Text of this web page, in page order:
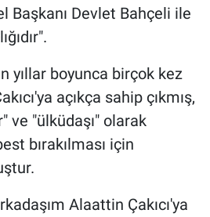
Başkanı Devlet Bahçeli ile
yıllar boyunca birçok kez
açıkça sahip çıkmış,
ve "ülküdaşı" olarak
bırakılması için
Alaattin Çakıcı'ya